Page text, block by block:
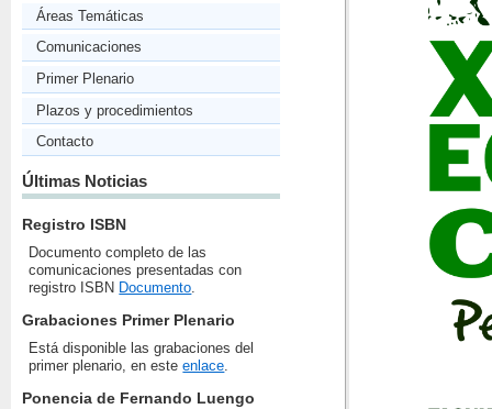
Áreas Temáticas
Comunicaciones
Primer Plenario
Plazos y procedimientos
Contacto
Últimas Noticias
Registro ISBN
Documento completo de las
comunicaciones presentadas con
registro ISBN Documento.
Grabaciones Primer Plenario
Está disponible las grabaciones del
primer plenario, en esteenlace.
Ponencia de Fernando Luengo